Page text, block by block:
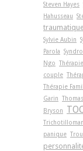
Steven Hayes
Hahusseau
Sylvie Aubin
Parola
Ngo
couple
Thérapie
Garin
Bryson
TOC
panique